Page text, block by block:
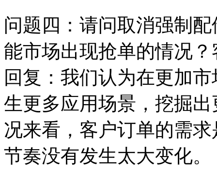
问题四：请问取消强制
能市场出现抢单的情况
回复：我们认为在更加
生更多应用场景，挖掘
况来看，客户订单的需
节奏没有发生太大变化。